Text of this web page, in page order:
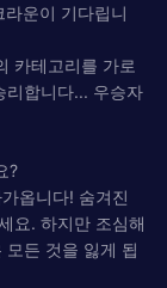
운이 기다립니
카테고리를 가로
리합니다... 우승자
?
옵니다! 숨겨진
요. 하지만 조심해
든 것을 잃게 됩